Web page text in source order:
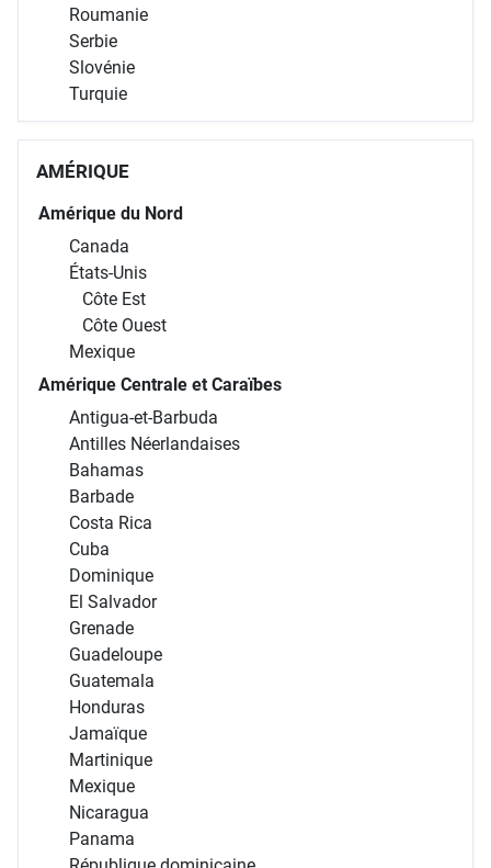
Roumanie
Serbie
Slovénie
Turquie
AMÉRIQUE
Amérique du Nord
Canada
États-Unis
Côte Est
Côte Ouest
Mexique
Amérique Centrale et Caraïbes
Antigua-et-Barbuda
Antilles Néerlandaises
Bahamas
Barbade
Costa Rica
Cuba
Dominique
El Salvador
Grenade
Guadeloupe
Guatemala
Honduras
Jamaïque
Martinique
Mexique
Nicaragua
Panama